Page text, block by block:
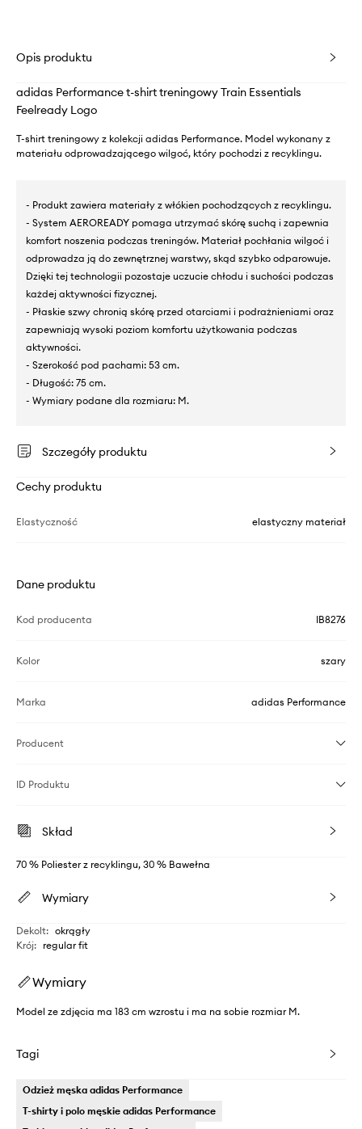
Opis produktu
adidas Performance t-shirt treningowy Train Essentials
Feelready Logo
T-shirt treningowy z kolekcji adidas Performance. Model wykonany z
materiału odprowadzającego wilgoć, który pochodzi z recyklingu.
- Produkt zawiera materiały z włókien pochodzących z recyklingu.
- System AEROREADY pomaga utrzymać skórę suchą i zapewnia
komfort noszenia podczas treningów. Materiał pochłania wilgoć i
odprowadza ją do zewnętrznej warstwy, skąd szybko odparowuje.
Dzięki tej technologii pozostaje uczucie chłodu i suchości podczas
każdej aktywności fizycznej.
- Płaskie szwy chronią skórę przed otarciami i podrażnieniami oraz
zapewniają wysoki poziom komfortu użytkowania podczas
aktywności.
- Szerokość pod pachami: 53 cm.
- Długość: 75 cm.
- Wymiary podane dla rozmiaru: M.
Szczegóły produktu
Cechy produktu
Elastyczność elastyczny materiał
Dane produktu
Kod producenta IB8276
Kolor szary
Marka adidas Performance
Producent
ID Produktu
Skład
70 % Poliester z recyklingu, 30 % Bawełna
Wymiary
Dekolt: okrągły
Krój: regular fit
Wymiary
Model ze zdjęcia ma 183 cm wzrostu i ma na sobie rozmiar M.
Tagi
Odzież męska adidas Performance
T-shirty i polo męskie adidas Performance